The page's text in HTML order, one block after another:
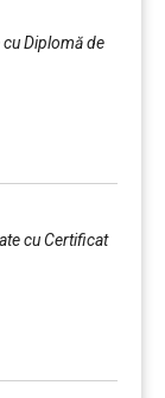
Diplomă de
cu Certificat